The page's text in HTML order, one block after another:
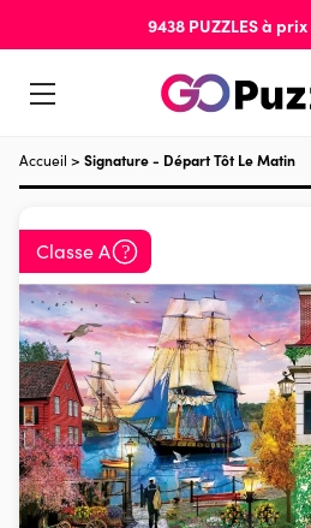
9438 PUZZLESà prix
Accueil > Signature - Départ Tôt Le Matin
Classe A